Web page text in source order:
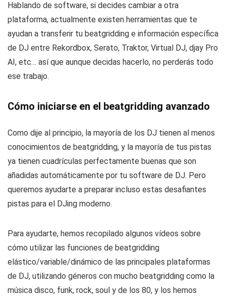
Hablando de software, si decides cambiar a otra
plataforma, actualmente existen herramientas que te
ayudan a transferir tu beatgridding e información específica
de DJ entre Rekordbox, Serato, Traktor, Virtual DJ, djay Pro
AI, etc… así que aunque decidas hacerlo, no perderás todo
ese trabajo.
Cómo iniciarse en el beatgridding avanzado
Como dije al principio, la mayoría de los DJ tienen al menos
conocimientos de beatgridding, y la mayoría de tus pistas
ya tienen cuadrículas perfectamente buenas que son
añadidas automáticamente por tu software de DJ. Pero
queremos ayudarte a preparar incluso estas desafiantes
pistas para el DJing moderno.
Para ayudarte, hemos recopilado algunos vídeos sobre
cómo utilizar las funciones de beatgridding
elástico/variable/dinámico de las principales plataformas
de DJ, utilizando géneros con mucho beatgridding como la
música disco, funk, rock, soul y de los 80, y los hemos